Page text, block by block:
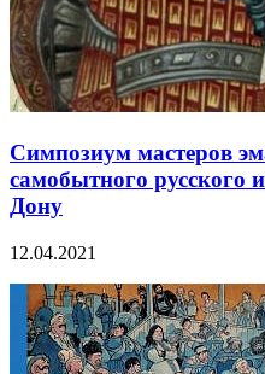
Симпозиум мастеров
самобытного русского
Дону
12.04.2021